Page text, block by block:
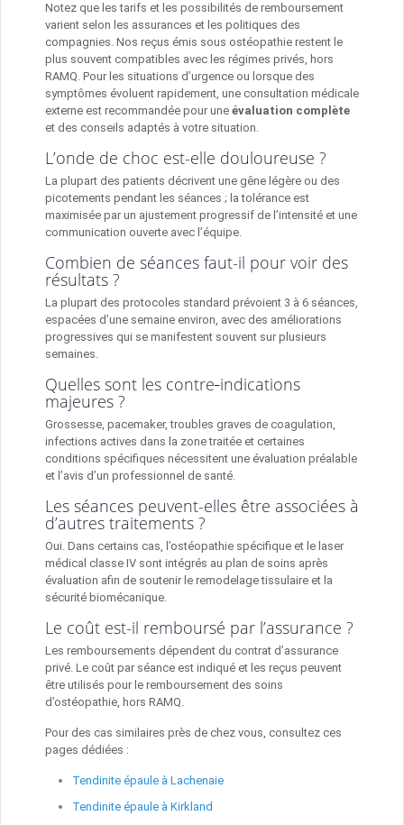
Notez que les tarifs et les possibilités de remboursement
varient selon les assurances et les politiques des
compagnies. Nos reçus émis sous ostéopathie restent le
plus souvent compatibles avec les régimes privés, hors
RAMQ. Pour les situations d’urgence ou lorsque des
symptômes évoluent rapidement, une consultation médicale
externe est recommandée pour une évaluation complète
et des conseils adaptés à votre situation.
L’onde de choc est-elle douloureuse ?
La plupart des patients décrivent une gêne légère ou des
picotements pendant les séances ; la tolérance est
maximisée par un ajustement progressif de l’intensité et une
communication ouverte avec l’équipe.
Combien de séances faut-il pour voir des
résultats ?
La plupart des protocoles standard prévoient 3 à 6 séances,
espacées d’une semaine environ, avec des améliorations
progressives qui se manifestent souvent sur plusieurs
semaines.
Quelles sont les contre‑indications
majeures ?
Grossesse, pacemaker, troubles graves de coagulation,
infections actives dans la zone traitée et certaines
conditions spécifiques nécessitent une évaluation préalable
et l’avis d’un professionnel de santé.
Les séances peuvent-elles être associées à
d’autres traitements ?
Oui. Dans certains cas, l’ostéopathie spécifique et le laser
médical classe IV sont intégrés au plan de soins après
évaluation afin de soutenir le remodelage tissulaire et la
sécurité biomécanique.
Le coût est-il remboursé par l’assurance ?
Les remboursements dépendent du contrat d’assurance
privé. Le coût par séance est indiqué et les reçus peuvent
être utilisés pour le remboursement des soins
d’ostéopathie, hors RAMQ.
Pour des cas similaires près de chez vous, consultez ces
pages dédiées :
Tendinite épaule à Lachenaie
Tendinite épaule à Kirkland